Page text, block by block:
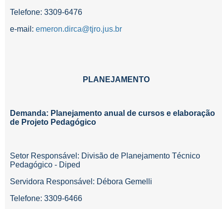
Telefone: 3309-6476
e-mail: emeron.dirca@tjro.jus.br
PLANEJAMENTO
Demanda: Planejamento anual de cursos e elaboração
de Projeto Pedagógico
Setor Responsável: Divisão de Planejamento Técnico
Pedagógico - Diped
Servidora Responsável: Débora Gemelli
Telefone: 3309-6466